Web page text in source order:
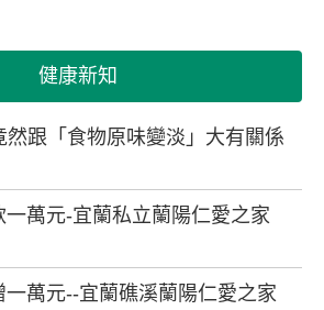
健康新知
然跟「食物原味變淡」大有關係
一萬元-宜蘭私立蘭陽仁愛之家
一萬元--宜蘭礁溪蘭陽仁愛之家